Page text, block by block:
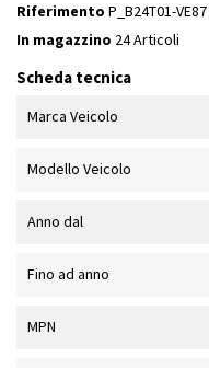
Riferimento P_B24T01-VE87
In magazzino 24 Articoli
Scheda tecnica
Marca Veicolo
Modello Veicolo
Anno dal
Fino ad anno
MPN